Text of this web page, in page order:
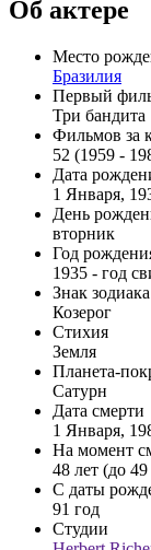
Об актере
Место
Бразилия
Первый
Три бандита
Фильмов за
52 (1959 -
Дата
1 Января,
День
вторник
Год
1935 - год
Знак зодиака
Козерог
Стихия
Земля
Планета-
Сатурн
Дата смерти
1 Января,
На момент
48 лет (до
С даты
91 год
Студии